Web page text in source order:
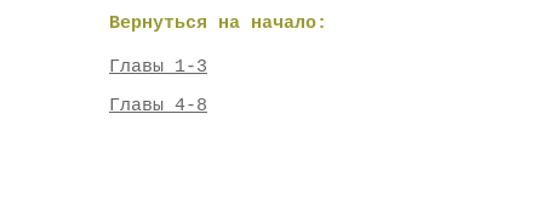
Вернуться на начало:
Главы 1-3
Главы 4-8